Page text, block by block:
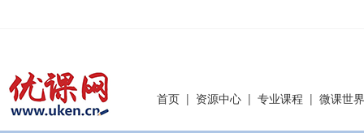
首页 | 资源中心 | 专业课程 | 微课世界